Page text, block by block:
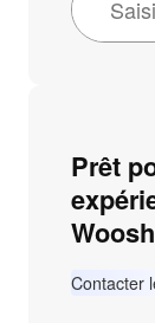
Prêt
Contacter